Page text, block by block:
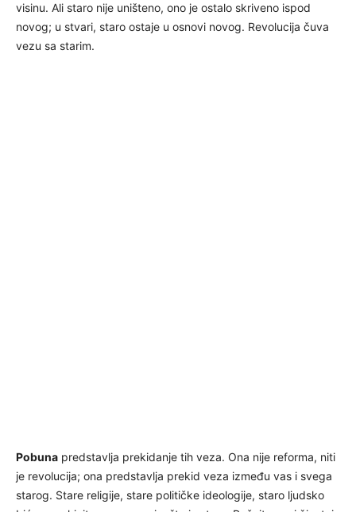
visinu. Ali staro nije uništeno, ono je ostalo skriveno ispod
novog; u stvari, staro ostaje u osnovi novog. Revolucija čuva
vezu sa starim.
Pobuna predstavlja prekidanje tih veza. Ona nije reforma, niti
je revolucija; ona predstavlja prekid veza između vas i svega
starog. Stare religije, stare političke ideologije, staro ljudsko